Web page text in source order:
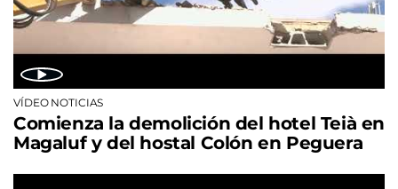
VÍDEO NOTICIAS
Comienza la demolición del hotel Teià en
Magaluf y del hostal Colón en Peguera